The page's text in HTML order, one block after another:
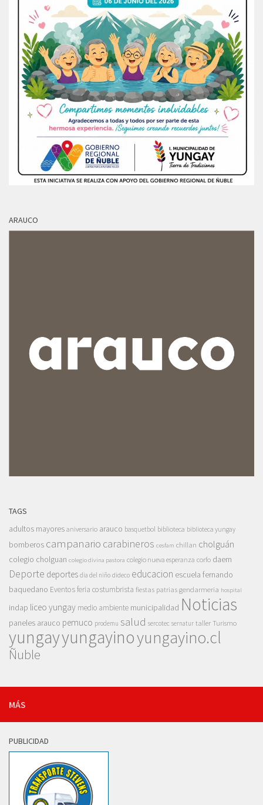
ARAUCO
TAGS
adultos mayores aniversario arauco basquetbol biblioteca biblioteca yungay
bomberos campanario carabineros cesfam chillan cholguán
colegio cholguan colegio divina pastora colegio nueva esperanza corfo daem
Deporte deportes dia del niño dideco educacion escuela fernando
baquedano Eventosferia costumbrista fiestas patrias gendarmeria hospital
indap liceo yungay medio ambiente municipalidad Noticias
paneles arauco pemuco prodemu salud sercotec sernatur taller Turismo
yungayyungayinoyungayino.cl
Ñuble
MÁS
PUBLICIDAD